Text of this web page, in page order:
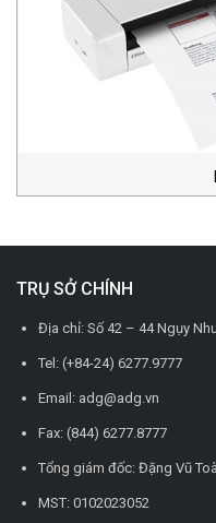
TRỤ SỞ CHÍNH
Địa chỉ: Số 42 – 44 Ngụy
Tel: (+84-24) 6277.9777
Email: adg@adg.vn
Fax: (844) 6277.8777
Tổng giám đốc: Đặng Vũ
MST: 0102023052